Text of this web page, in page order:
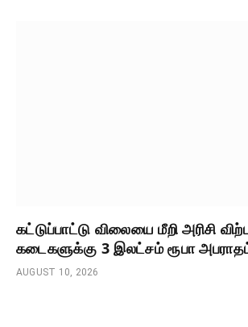
கட்டுப்பாட்டு விலையை மீறி அரிசி
கடைகளுக்கு 3 இலட்சம் ரூபா
AUGUST 10, 2026